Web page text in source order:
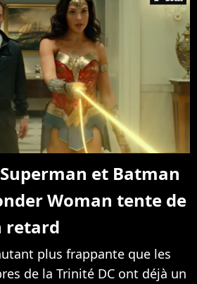
et Batman
Woman tente de
retard
plus frappante que les
de la Trinité DC ont déjà un